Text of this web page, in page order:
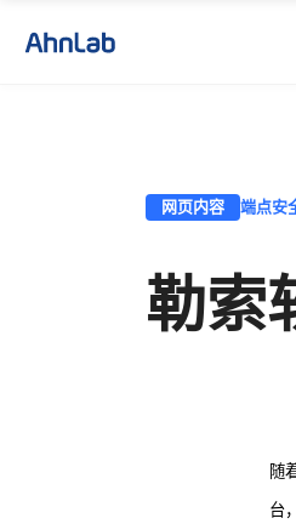
网页内容 端点安
勒索
随
台